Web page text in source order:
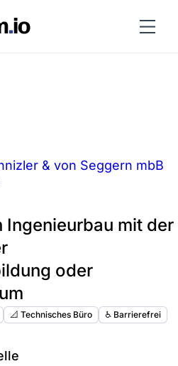
& von Seggern mbB
Ingenieurbau mit der
oder
📐 Technisches Büro ♿️ Barrierefrei